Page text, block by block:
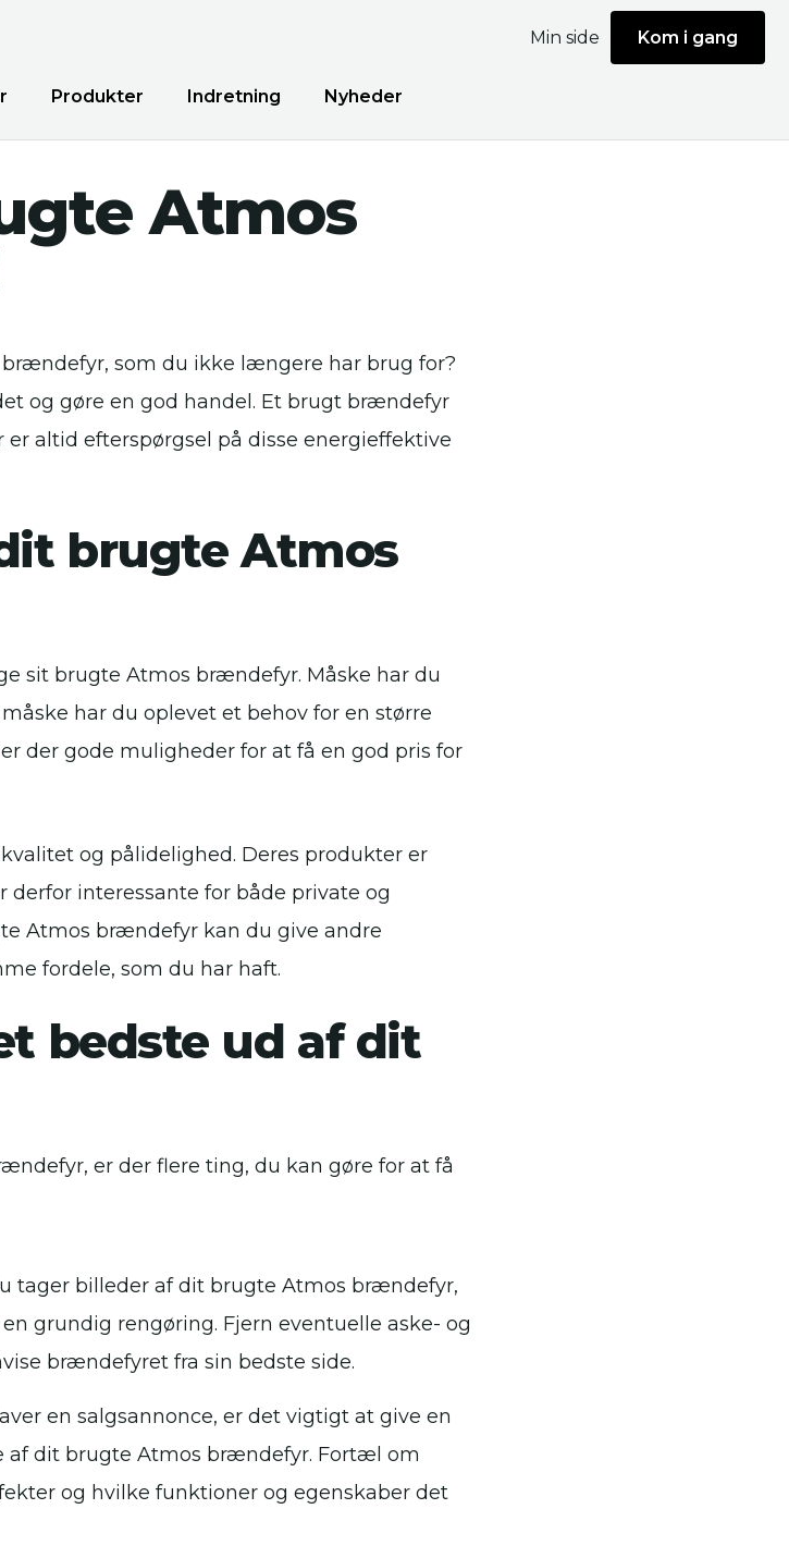
Produkter Indretning Nyheder
Min side Kom i gang
Atmos
som du ikke længere har brug for?
og gøre en god handel. Et brugt brændefyr
altid efterspørgsel på disse energieffektive
brugte Atmos
sit brugte Atmos brændefyr. Måske har du
har du oplevet et behov for en større
der gode muligheder for at få en god pris for
og pålidelighed. Deres produkter er
interessante for både private og
Atmos brændefyr kan du give andre
fordele, som du har haft.
bedste ud af dit
er der flere ting, du kan gøre for at få
tager billeder af dit brugte Atmos brændefyr,
grundig rengøring. Fjern eventuelle aske- og
brændefyret fra sin bedste side.
en salgsannonce, er det vigtigt at give en
af dit brugte Atmos brændefyr. Fortæl om
og hvilke funktioner og egenskaber det